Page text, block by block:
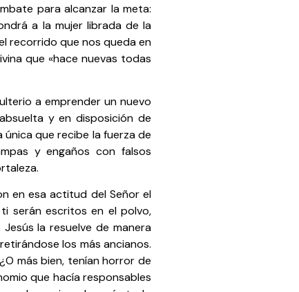
para alcanzar la meta:
a la mujer librada de la
recorrido que nos queda en
que «hace nuevas todas
a emprender un nuevo
y en disposición de
única que recibe la fuerza de
y engaños con falsos
en esa actitud del Señor el
serán escritos en el polvo,
la resuelve de manera
los más ancianos.
más bien, tenían horror de
que hacía responsables